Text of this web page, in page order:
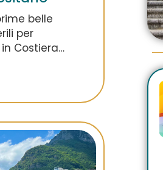
belle
per
Costiera
per un
nel periodo